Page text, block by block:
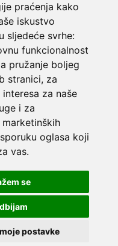
praćenja kako
iskustvo
sljedeće svrhe:
funkcionalnost
pružanje boljeg
stranici, za
za naše
i za
oglasa koji
vas.
se
postavke
Dopi grupa d.o.o.